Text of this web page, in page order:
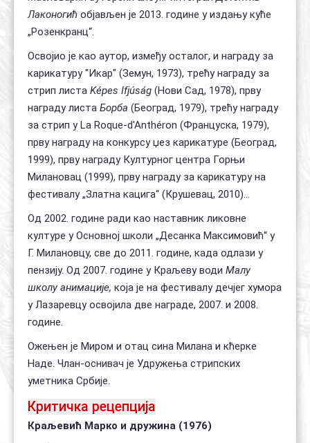
Лаконогић објављен је 2013. године у издању куће
„Розенкранц“.
Освојио је као аутор, између осталог, и награду за
карикатуру "Икар" (Земун, 1973), трећу награду за
стрип листа Képes Ifjúság (Нови Сад, 1978), прву
награду листа Борба (Београд, 1979), трећу награду
за стрип у La Roque-d'Anthéron (Француска, 1979),
прву награду на конкурсу џез карикатуре (Београд,
1999), прву награду Културног центра Горњи
Милановац (1999), прву награду за карикатуру на
фестивалу „Златна кацига“ (Крушевац, 2010)…
Од 2002. године ради као наставник ликовне
културе у Основној школи „Десанка Максимовић“ у
Г. Милановцу, све до 2011. године, када одлази у
пензију. Од 2007. године у Краљеву води Малу
школу анимације, која је на фестивалу дечјег хумора
у Лазаревцу освојила две награде, 2007. и 2008.
године.
Ожењен је Миром и отац сина Милана и кћерке
Наде. Члан-оснивач је Удружења стрипских
уметника Србије.
Критичка рецепција
Краљевић Марко и дружина (1976)